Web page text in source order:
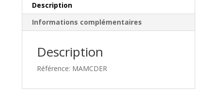
Description
Informations complémentaires
Description
Référence: MAMCDER